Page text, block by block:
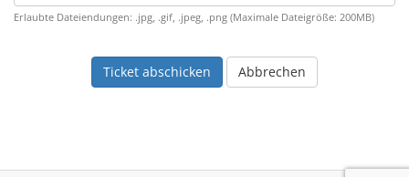
Erlaubte Dateiendungen: .jpg, .gif, .jpeg, .png (Maximale Dateigröße: 200MB)
Abbrechen